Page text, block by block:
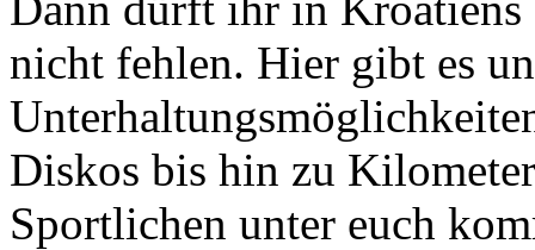
nicht fehlen. Hier gibt es
Diskos bis hin zu
Sportlichen unter euch